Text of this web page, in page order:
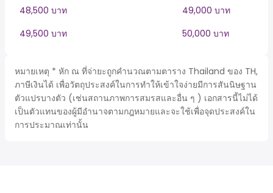
48,500 บาท
49,000 บาท
49,500 บาท
50,000 บาท
หมายเหตุ * หัก ณ ที่จ่ายะถูกคำนวณตามตาราง Thailand ของ TH,
ภาษีเงินได้ เพื่อวัตถุประสงค์ในการทำให้เข้าใจง่ายมีการสันนิษฐาน
ตัวแปรบางตัว (เช่นสถานภาพการสมรสและอื่น ๆ ) เอกสารนี้ไม่ได้
เป็นตัวแทนของผู้มีอำนาจตามกฎหมายและจะใช้เพื่อจุดประสงค์ใน
การประมาณเท่านั้น